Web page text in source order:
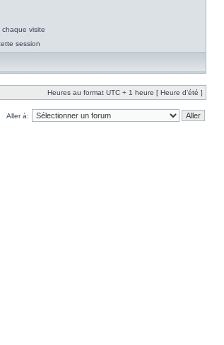
visite
session
Heures au format UTC + 1 heure [ Heure d’été ]
Aller à: